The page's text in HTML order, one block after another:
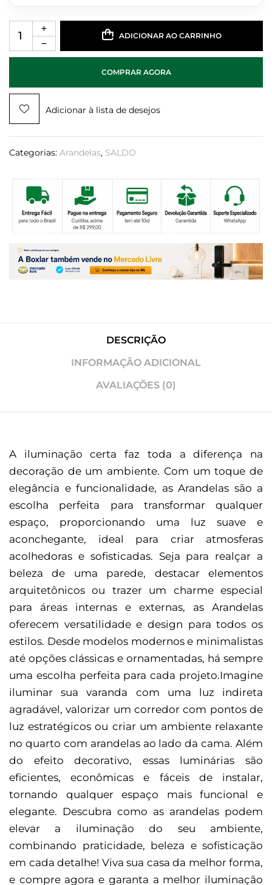
ADICIONAR AO CARRINHO
COMPRAR AGORA
Adicionar à lista de desejos
Categorias: Arandelas, SALDO
DESCRIÇÃO
INFORMAÇÃO ADICIONAL
AVALIAÇÕES (0)
A iluminação certa faz toda a diferença na
decoração de um ambiente. Com um toque de
elegância e funcionalidade, as Arandelas são a
escolha perfeita para transformar qualquer
espaço, proporcionando uma luz suave e
aconchegante, ideal para criar atmosferas
acolhedoras e sofisticadas. Seja para realçar a
beleza de uma parede, destacar elementos
arquitetônicos ou trazer um charme especial
para áreas internas e externas, as Arandelas
oferecem versatilidade e design para todos os
estilos. Desde modelos modernos e minimalistas
até opções clássicas e ornamentadas, há sempre
uma escolha perfeita para cada projeto.Imagine
iluminar sua varanda com uma luz indireta
agradável, valorizar um corredor com pontos de
luz estratégicos ou criar um ambiente relaxante
no quarto com arandelas ao lado da cama. Além
do efeito decorativo, essas luminárias são
eficientes, econômicas e fáceis de instalar,
tornando qualquer espaço mais funcional e
elegante. Descubra como as arandelas podem
elevar a iluminação do seu ambiente,
combinando praticidade, beleza e sofisticação
em cada detalhe! Viva sua casa da melhor forma,
e compre agora e garanta a melhor iluminação